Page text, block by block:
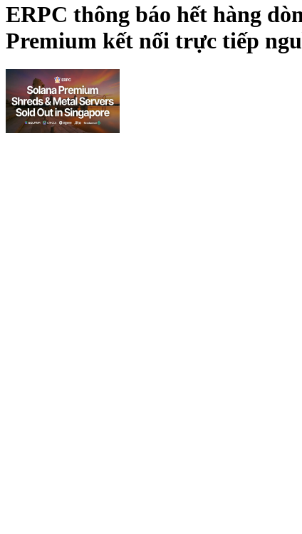
ERPC thông báo hết hàng
Premium kết nối trực tiếp